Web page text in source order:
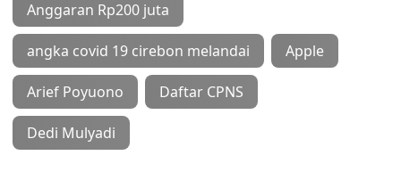
Anggaran Rp200 juta
angka covid 19 cirebon melandai Apple
Arief Poyuono Daftar CPNS
Dedi Mulyadi